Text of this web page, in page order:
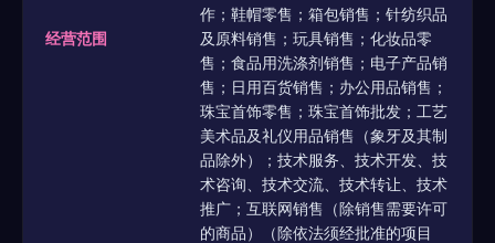
经营范围
作；鞋帽零售；箱包销售；针纺织品
及原料销售；玩具销售；化妆品零
售；食品用洗涤剂销售；电子产品销
售；日用百货销售；办公用品销售；
珠宝首饰零售；珠宝首饰批发；工艺
美术品及礼仪用品销售（象牙及其制
品除外）；技术服务、技术开发、技
术咨询、技术交流、技术转让、技术
推广；互联网销售（除销售需要许可
的商品）（除依法须经批准的项目